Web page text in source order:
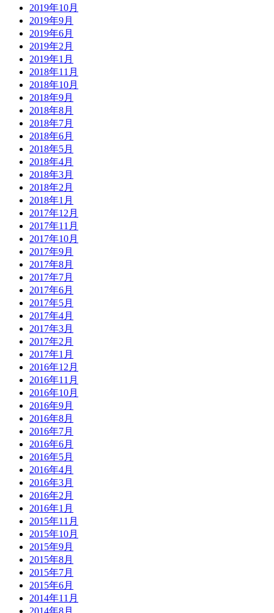
2019年10月
2019年9月
2019年6月
2019年2月
2019年1月
2018年11月
2018年10月
2018年9月
2018年8月
2018年7月
2018年6月
2018年5月
2018年4月
2018年3月
2018年2月
2018年1月
2017年12月
2017年11月
2017年10月
2017年9月
2017年8月
2017年7月
2017年6月
2017年5月
2017年4月
2017年3月
2017年2月
2017年1月
2016年12月
2016年11月
2016年10月
2016年9月
2016年8月
2016年7月
2016年6月
2016年5月
2016年4月
2016年3月
2016年2月
2016年1月
2015年11月
2015年10月
2015年9月
2015年8月
2015年7月
2015年6月
2014年11月